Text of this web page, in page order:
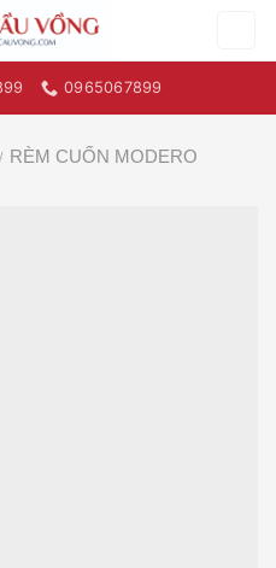
0965067899
/ RÈM CUỐN MODERO